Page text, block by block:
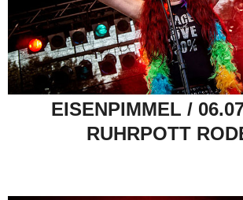
EISENPIMMEL /
RUHRPOTT